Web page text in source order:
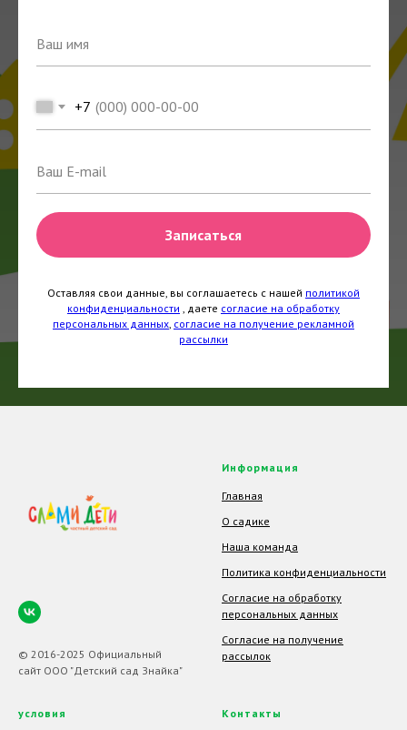
+7
Записаться
Оставляя свои данные, вы соглашаетесь с нашей политикой
конфиденциальности , даете согласие на обработку
персональных данных согласие на получение рекламной
рассылки
© 2016-2025 Официальный
сайт ООО "Детский сад Знайка"
Информация
Главная
О садике
Наша команда
Политика конфиденциальности
Согласие на обработку
персональных данных
Согласие на получение
рассылок
условия Контакты